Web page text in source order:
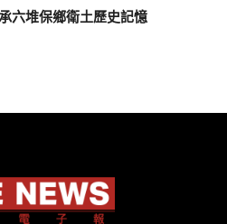
六堆保鄉衛土歷史記憶